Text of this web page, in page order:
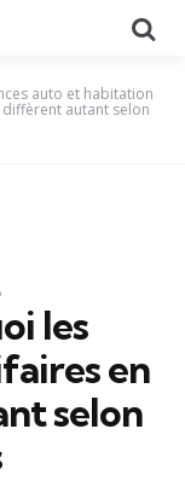
auto et habitation
autant selon
les
en
selon